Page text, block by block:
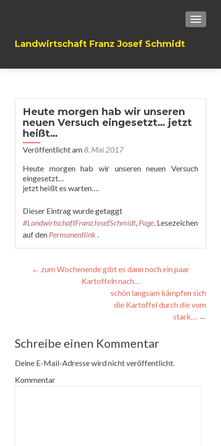
Landwirtschaft Franz Josef Schmidt
Heute morgen hab wir unseren
neuen Versuch eingesetzt… jetzt
heißt…
Veröffentlicht am8. Mai 2017
Heute morgen hab wir unseren neuen Versuch
eingesetzt…
jetzt heißt es warten….
Dieser Eintrag wurde getaggt
#LandwirtschaftFranzJosefSchmidt, Page. Lesezeichen
auf den Permanentlink .
Beitragsnavigation
← zum Wochenende gibt es dann noch ein paar
Kartoffeln nach…
schön langsam kämpfen sich
die Kartoffel durch die vom
stark… →
Schreibe einen Kommentar
Deine E-Mail-Adresse wird nicht veröffentlicht.
Kommentar